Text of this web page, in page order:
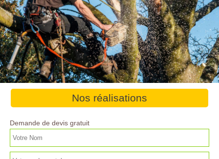
Nos réalisations
Demande de devis gratuit